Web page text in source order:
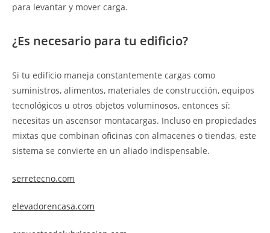
para levantar y mover carga.
¿Es necesario para tu edificio?
Si tu edificio maneja constantemente cargas como
suministros, alimentos, materiales de construcción, equipos
tecnológicos u otros objetos voluminosos, entonces sí:
necesitas un ascensor montacargas. Incluso en propiedades
mixtas que combinan oficinas con almacenes o tiendas, este
sistema se convierte en un aliado indispensable.
serretecno.com
elevadorencasa.com